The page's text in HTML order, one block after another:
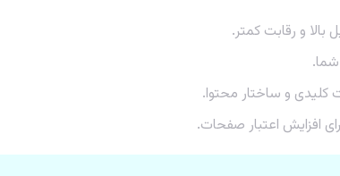
بالا و رقابت کمتر.
کلیدی و ساختار محتوا.
افزایش اعتبار صفحات.